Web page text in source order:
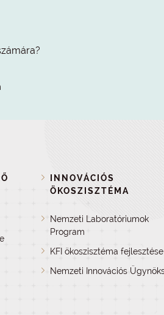
INNOVÁCIÓS
ÖKOSZISZTÉMA
Nemzeti Laboratóriumok
Program
KFI ökoszisztéma fejlesztése
Nemzeti Innovációs